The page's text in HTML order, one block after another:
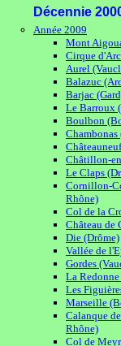
Décennie
Année 2009
Mont
Cirque
Aurel
Balazuc
Barjac
Le Barroux
Boulbon
Chambonas
Châtillon-
Le Claps
Cornillon-
Rhône)
Col de la
Château de
Die (Drôme)
Vallée de
Gordes
La
Les
Marseille
Calanque
Rhône)
Col de